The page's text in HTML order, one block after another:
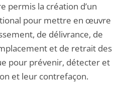
permis la création d’un
pour mettre en œuvre
de délivrance, de
et de retrait des
pour prévenir, détecter et
et leur contrefaçon.